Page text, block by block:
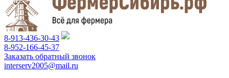
8-913-436-30-43
8-952-166-45-37
Заказать обратный звонок
interserv2005@mail.ru